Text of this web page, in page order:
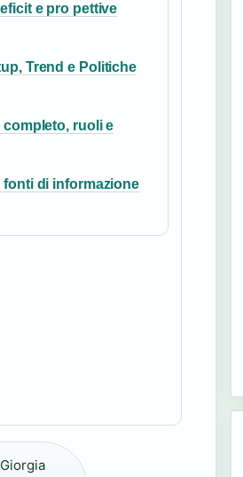
e pro pettive
Trend e Politiche
completo, ruoli e
fonti di informazione
Giorgia